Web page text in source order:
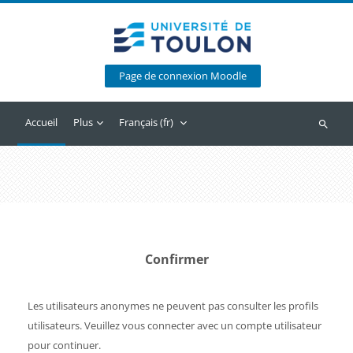
Page de connexion Moodle
Accueil Plus Français ‎(fr)‎
Confirmer
Les utilisateurs anonymes ne peuvent pas consulter les profils
utilisateurs. Veuillez vous connecter avec un compte utilisateur
pour continuer.